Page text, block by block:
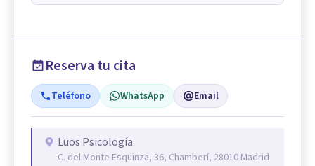
Reserva tu cita
Teléfono WhatsApp Email
Luos Psicología
C. del Monte Esquinza, 36, Chamberí, 28010 Madrid